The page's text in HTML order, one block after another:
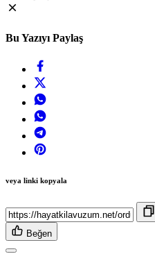
Bu Yazıyı Paylaş
veya linki kopyala
Beğen